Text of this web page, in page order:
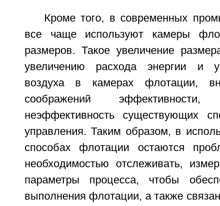
Кроме того, в современных
все чаще используют камеры
размеров. Такое увеличение
увеличению расхода энергии и
воздуха в камерах флотации,
соображений
неэффективность существующих
управления. Таким образом, в
способах флотации остаются
необходимостью отслеживать,
параметры процесса, чтобы
выполнения флотации, а также